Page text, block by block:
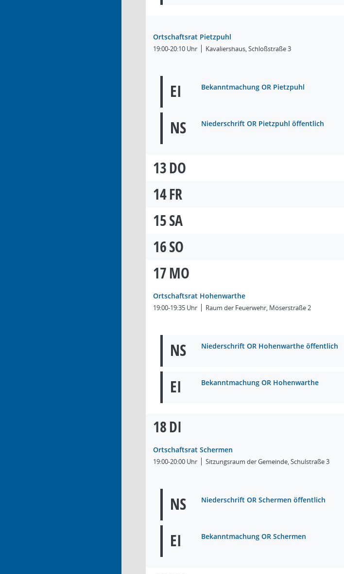
Ortschaftsrat Pietzpuhl
19:00-20:10 Uhr Kavaliershaus, Schloßstraße 3
EI Bekanntmachung OR Pietzpuhl
NS Niederschrift OR Pietzpuhl öffentlich
13DO
14FR
15SA
16SO
17MO
Ortschaftsrat Hohenwarthe
19:00-19:35 Uhr Raum der Feuerwehr, Möserstraße 2
NS Niederschrift OR Hohenwarthe öffentlich
EI Bekanntmachung OR Hohenwarthe
18DI
Ortschaftsrat Schermen
19:00-20:00 Uhr Sitzungsraum der Gemeinde, Schulstraße 3
NS Niederschrift OR Schermen öffentlich
EI Bekanntmachung OR Schermen